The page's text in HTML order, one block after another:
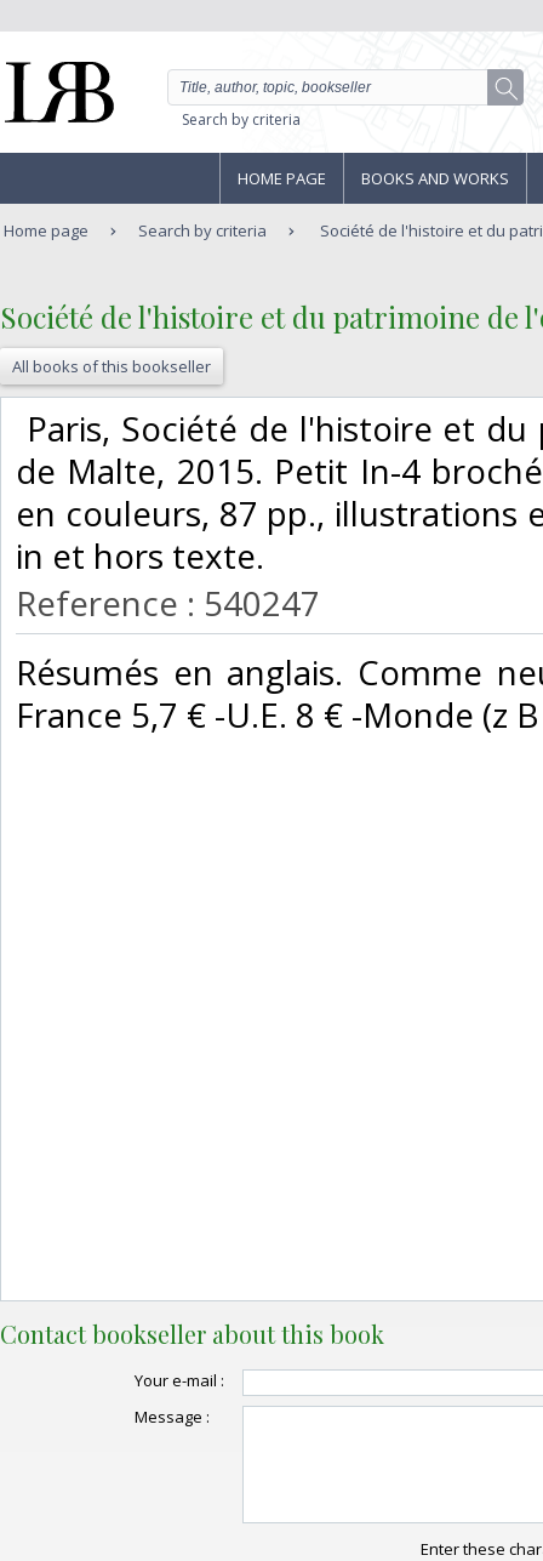
Search by criteria
HOME PAGE BOOKS AND WORKS
Home page Search by criteria Société de l'histoire et du
‎Société de l'histoire et du patrimoine de
All books of this bookseller
Paris, Société de l'histoire et
de Malte, 2015. Petit In-4
en couleurs, 87 pp., illustrations
in et hors texte. ‎
Reference : 540247
‎Résumés en anglais. Comme
France 5,7 € -U.E. 8 € -Monde (z
Contact bookseller about this book
Your e-mail :
Message :
Enter these